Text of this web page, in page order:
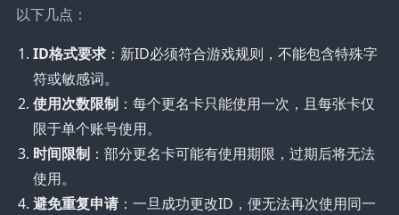
以下几点：
ID格式要求 ：新ID必须符合游戏规则，不能包含特殊字
符或敏感词。
使用次数限制 ：每个更名卡只能使用一次，且每张卡仅
限于单个账号使用。
时间限制 ：部分更名卡可能有使用期限，过期后将无法
使用。
避免重复申请：一旦成功更改ID，便无法再次使用同一